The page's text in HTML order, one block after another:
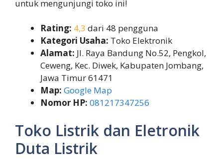
untuk mengunjungi toko ini!
Rating: 4,3 dari 48 pengguna
Kategori Usaha: Toko Elektronik
Alamat: Jl. Raya Bandung No.52, Pengkol,
Ceweng, Kec. Diwek, Kabupaten Jombang,
Jawa Timur 61471
Map: Google Map
Nomor HP: 081217347256
Toko Listrik dan Eletronik
Duta Listrik